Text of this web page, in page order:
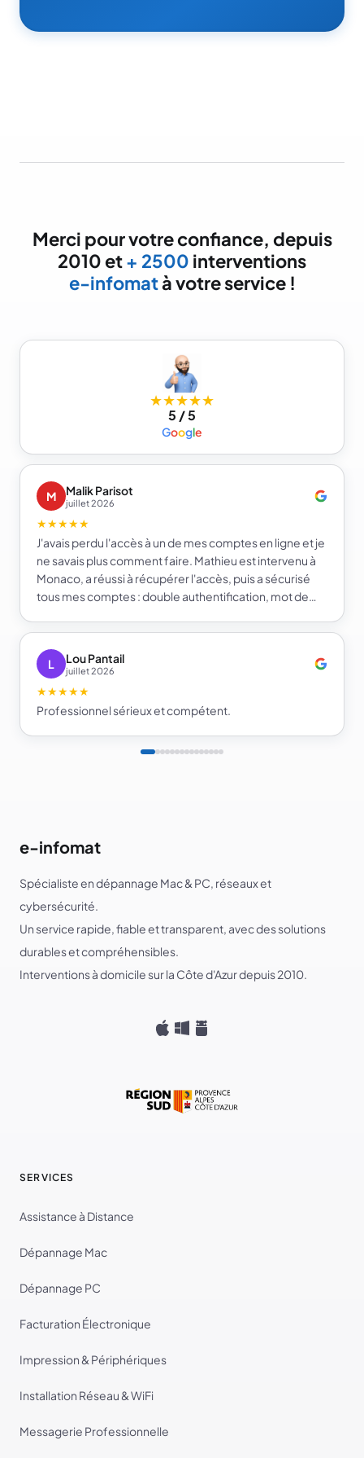
Merci pour votre confiance, depuis
2010 et+ 2500 interventions
e-infomatà votre service !
★★★★★
5 / 5
Google
M Malik Parisot
juillet 2026
★★★★★
J'avais perdu l'accès à un de mes comptes en ligne et je
ne savais plus comment faire. Mathieu est intervenu à
Monaco, a réussi à récupérer l'accès, puis a sécurisé
tous mes comptes : double authentification, mot de
beaucoup plus serein sur la sécurité de mes comptes.
Je recommande e-infomat.
L
Lou Pantail
juillet 2026
★★★★★
Professionnel sérieux et compétent.
e-infomat
Spécialiste en dépannage Mac & PC, réseaux et
cybersécurité.
Un service rapide, fiable et transparent, avec des solutions
durables et compréhensibles.
Interventions à domicile sur la Côte d'Azur depuis 2010.
SERVICES
Assistance à Distance
Dépannage Mac
Dépannage PC
Facturation Électronique
Impression & Périphériques
Installation Réseau & WiFi
Messagerie Professionnelle